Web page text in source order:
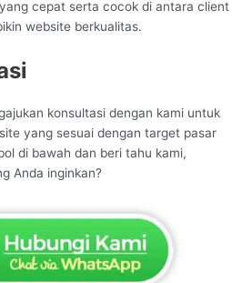
cepat serta cocok di antara client
website berkualitas.
konsultasi dengan kami untuk
yang sesuai dengan target pasar
di bawah dan beri tahu kami,
Anda inginkan?